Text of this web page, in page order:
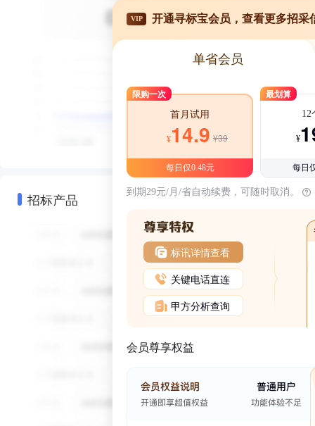
招标产品
VIP 开通寻标宝会员，查看更多招采
单省会员
限购一次
首月试用
¥14.9 ¥39
每日仅0.48元
最划算
12
¥
每日
到期29元/月/省自动续费，可随时取消。
标讯详情查看
关键电话直连
甲方分析查询
会员尊享权益